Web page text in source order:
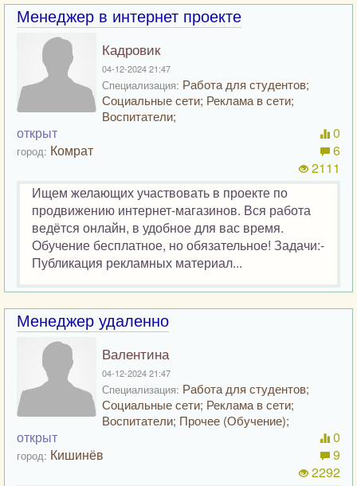
Менеджер в интернет проекте
Кадровик
04-12-2024 21:47
Специализация: Работа для студентов;
Социальные сети; Реклама в сети;
Воспитатели;
открыт
город: Комрат
0
6
2111
Ищем желающих участвовать в проекте по
продвижению интернет-магазинов. Вся работа
ведётся онлайн, в удобное для вас время.
Обучение бесплатное, но обязательное! Задачи:-
Публикация рекламных материал...
Менеджер удаленно
Валентина
04-12-2024 21:47
Специализация: Работа для студентов;
Социальные сети; Реклама в сети;
Воспитатели; Прочее (Обучение);
открыт
город: Кишинёв
0
9
2292